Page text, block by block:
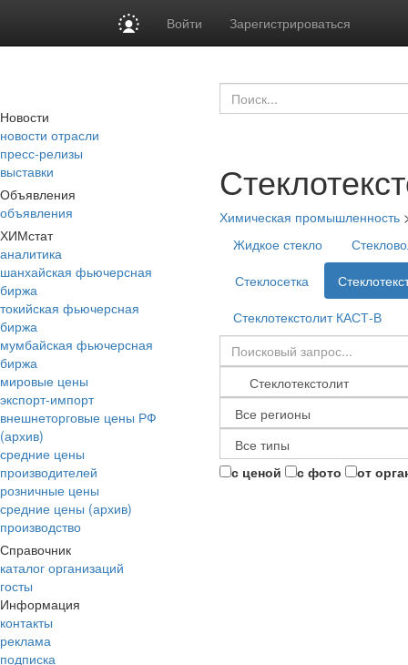
Войти Зарегистрироваться
Новости
новости отрасли
пресс-релизы
выставки
Объявления
объявления
ХИМстат
аналитика
шанхайская фьючерсная
биржа
токийская фьючерсная
биржа
мумбайская фьючерсная
биржа
мировые цены
экспорт-импорт
внешнеторговые цены РФ
(архив)
средние цены
производителей
розничные цены
средние цены (архив)
производство
Справочник
каталог организаций
госты
Информация
контакты
реклама
подписка
Химическая промышленность
Жидкое стекло
Стеклосетка
Стеклотекстолит КАСТ-В
с ценой с фото от